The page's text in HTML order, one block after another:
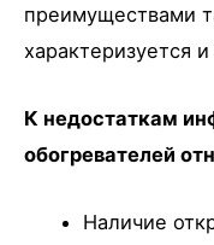
преимуществами
характеризуется
К недостаткам
обогревателей
Наличие